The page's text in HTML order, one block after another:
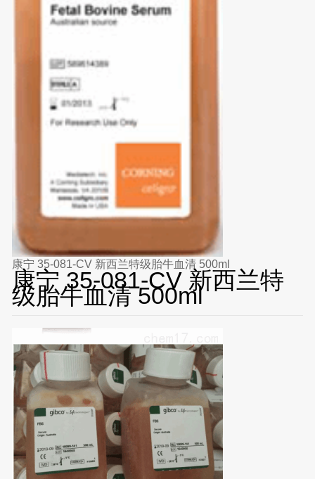
康宁 35-081-CV 新西兰特级胎牛血清 500ml
康宁 35-081-CV 新西兰特
级胎牛血清 500ml